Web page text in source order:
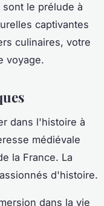
le prélude à
captivantes
culinaires, votre
voyage.
dans l'histoire à
médiévale
la France. La
d'histoire.
dans la vie